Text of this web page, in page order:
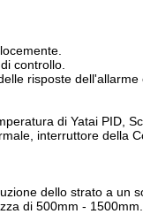
controllo.
risposte dell'allarme
di Yatai PID,
interruttore della
dello strato a un
di 500mm -